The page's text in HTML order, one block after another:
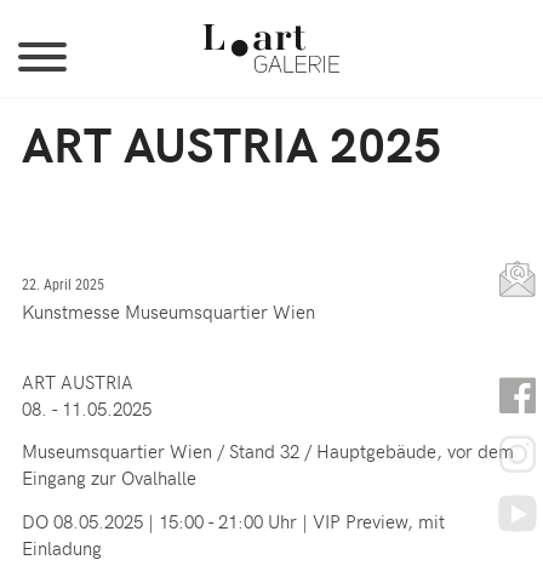
ART AUSTRIA 2025
22. April 2025
Kunstmesse Museumsquartier Wien
ART AUSTRIA
08. - 11.05.2025
Museumsquartier Wien / Stand 32 / Hauptgebäude, vor dem
Eingang zur Ovalhalle
DO 08.05.2025 | 15:00 - 21:00 Uhr | VIP Preview, mit
Einladung